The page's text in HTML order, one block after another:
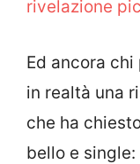
rivelazione
Ed ancora
in realtà una
che ha
bello e single: